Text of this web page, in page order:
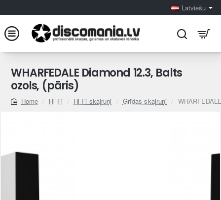
Latviešu
WHARFEDALE Diamond 12.3, Balts
ozols, (pāris)
home
Hi-Fi Hi-Fi skaļruņi Grīdas skaļruņi